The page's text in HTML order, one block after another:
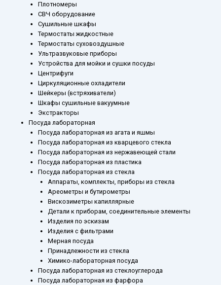
Плотномеры
СВЧ оборудование
Сушильные шкафы
Термостаты жидкостные
Термостаты суховоздушные
Ультразвуковые приборы
Устройства для мойки и сушки посуды
Центрифуги
Циркуляционные охладители
Шейкеры (встряхиватели)
Шкафы сушильные вакуумные
Экстракторы
Посуда лабораторная
Посуда лабораторная из агата и яшмы
Посуда лабораторная из кварцевого стекла
Посуда лабораторная из нержавеющей стали
Посуда лабораторная из пластика
Посуда лабораторная из стекла
Аппараты, комплекты, приборы из стекла
Ареометры и бутирометры
Вискозиметры капиллярные
Детали к приборам, соединительные элементы
Изделия по эскизам
Изделия с фильтрами
Мерная посуда
Принадлежности из стекла
Химико-лабораторная посуда
Посуда лабораторная из стеклоуглерода
Посуда лабораторная из фарфора